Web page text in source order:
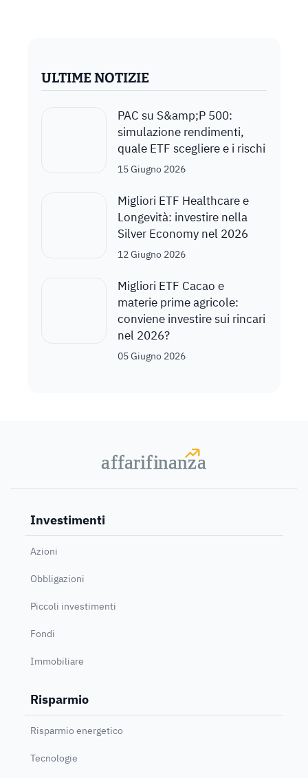
ULTIME NOTIZIE
PAC su S&amp;P 500:
simulazione rendimenti,
quale ETF scegliere e i rischi
15 Giugno 2026
Migliori ETF Healthcare e
Longevità: investire nella
Silver Economy nel 2026
12 Giugno 2026
Migliori ETF Cacao e
materie prime agricole:
conviene investire sui rincari
nel 2026?
05 Giugno 2026
affarifinanza
affarifinanza
Investimenti
Azioni
Obbligazioni
Piccoli investimenti
Fondi
Immobiliare
Risparmio
Risparmio energetico
Tecnologie